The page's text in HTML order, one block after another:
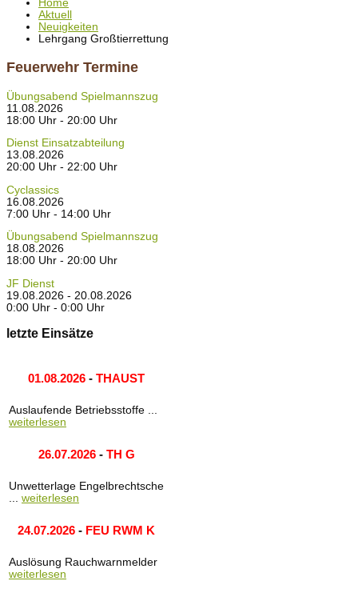
Home
Aktuell
Neuigkeiten
Lehrgang Großtierrettung
Feuerwehr Termine
Übungsabend Spielmannszug
11.08.2026
18:00 Uhr - 20:00 Uhr
Dienst Einsatzabteilung
13.08.2026
20:00 Uhr - 22:00 Uhr
Cyclassics
16.08.2026
7:00 Uhr - 14:00 Uhr
Übungsabend Spielmannszug
18.08.2026
18:00 Uhr - 20:00 Uhr
JF Dienst
19.08.2026 - 20.08.2026
0:00 Uhr - 0:00 Uhr
letzte Einsätze
01.08.2026 - THAUST
Auslaufende Betriebsstoffe ...
weiterlesen
26.07.2026- TH G
Unwetterlage Engelbrechtsche
... weiterlesen
24.07.2026 - FEU RWM K
Auslösung Rauchwarnmelder
weiterlesen